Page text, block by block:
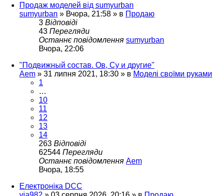
Продаж моделей від sumyurban
sumyurban » Вчора, 21:58 » в Продаю
3 Відповіді
43 Перегляди
Останнє повідомлення sumyurban
Вчора, 22:06
"Подвижный состав. Ов, Су и другие"
Aem » 31 липня 2021, 18:30 » в Моделі своїми руками
1
…
10
11
12
13
14
263 Відповіді
62544 Перегляди
Останнє повідомлення Aem
Вчора, 18:55
Електроніка DCC